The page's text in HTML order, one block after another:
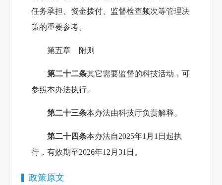
任务承担、资金拨付、监督检查频次等管理决
策的重要参考。
第五章 附则
第二十二条其它需要监督的科技活动，可
参照本办法执行。
第二十三条本办法由科技厅负责解释。
第二十四条本办法自2025年1月1日起执
行，有效期至2026年12月31日。
政策原文